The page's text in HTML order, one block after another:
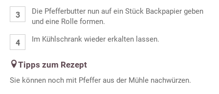
Die Pfefferbutter nun auf ein Stück Backpapier geben
und eine Rolle formen.
Im Kühlschrank wieder erkalten lassen.
Tipps zum Rezept
Sie können noch mit Pfeffer aus der Mühle nachwürzen.